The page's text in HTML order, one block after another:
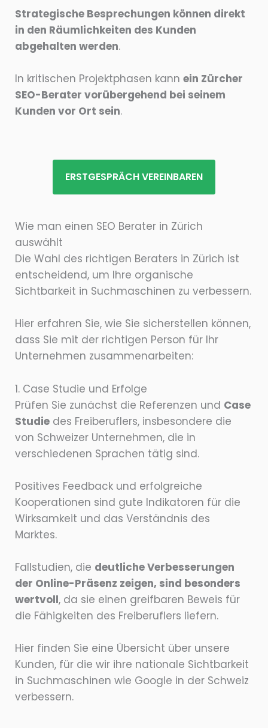
Strategische Besprechungen können direkt
in den Räumlichkeiten des Kunden
abgehalten werden.
In kritischen Projektphasen kann ein Zürcher
SEO-Berater vorübergehend bei seinem
Kunden vor Ort sein.
ERSTGESPRÄCH VEREINBAREN
Wie man einen SEO Berater in Zürich
auswählt
Die Wahl des richtigen Beraters in Zürich ist
entscheidend, um Ihre organische
Sichtbarkeit in Suchmaschinen zu verbessern.
Hier erfahren Sie, wie Sie sicherstellen können,
dass Sie mit der richtigen Person für Ihr
Unternehmen zusammenarbeiten:
1. Case Studie und Erfolge
Prüfen Sie zunächst die Referenzen und Case
Studie des Freiberuflers, insbesondere die
von Schweizer Unternehmen, die in
verschiedenen Sprachen tätig sind.
Positives Feedback und erfolgreiche
Kooperationen sind gute Indikatoren für die
Wirksamkeit und das Verständnis des
Marktes.
Fallstudien, die deutliche Verbesserungen
der Online-Präsenz zeigen, sind besonders
wertvoll, da sie einen greifbaren Beweis für
die Fähigkeiten des Freiberuflers liefern.
Hier finden Sie eine Übersicht über unsere
Kunden, für die wir ihre nationale Sichtbarkeit
in Suchmaschinen wie Google in der Schweiz
verbessern.